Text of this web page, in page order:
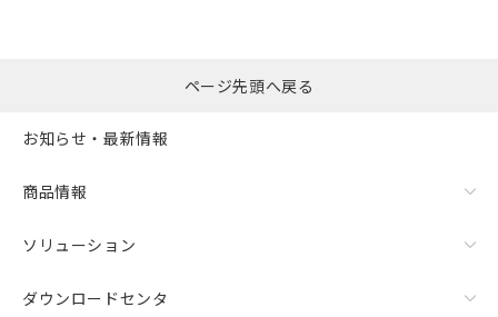
ページ先頭へ戻る
お知らせ・最新情報
商品情報
ソリューション
ダウンロードセンタ